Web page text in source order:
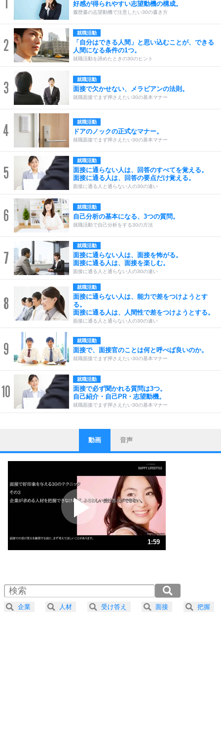
好感が得られやすい志望動機の構成。
履歴書の志望動機で注意したい30の書き方
2
就職活動
「自分はできる人間」と思い込むことが、できる
人間になる条件の1つ。
就職活動を諦めたときの30のヒント
3 就職活動
面接で欠かせない、メラビアンの法則。
就職面接でまず押さえたい30の基本マナー
4 就職活動
ドアのノックの正式なマナー。
就職面接でまず押さえたい30の基本マナー
5
就職活動
面接に通らない人は、回答のすべてを覚える。
面接に通る人は、回答の要点だけ覚える。
面接に通る人と通らない人の30の違い
6 就職活動
自己分析の基本になる、3つの質問。
就職活動で自己分析をする30の方法
7
就職活動
面接に通らない人は、面接を怖がる。
面接に通る人は、面接を楽しむ。
面接に通る人と通らない人の30の違い
8
就職活動
面接に通らない人は、能力で差をつけようとす
る。
面接に通る人は、人間性で差をつけようとする。
面接に通る人と通らない人の30の違い
9 就職活動
面接で、面接官のことは何と呼べば良いのか。
就職面接でまず押さえたい30の基本マナー
10
就職活動
面接で必ず聞かれる質問は3つ。
自己紹介・自己PR・志望動機。
就職面接でまず押さえたい30の基本マナー
1
ストレス対策
他人と比べない。
いっそのこと、他人を見ない。
いらいらしない人になる30の方法
ポジティブになれない原因は、行動しないから。
ポジティブ思考になる30の方法
人生、なんとかなるもの。
気楽に生きる30の方法
4 器の大きい人は、怒りを優しさで表現する。
プラス思考
動画 音声
1:59
2.0倍速 （233KB 59秒）
2.5倍速 （187KB 47秒）
3.0倍速 （156KB 39秒）
企業 人材 受け答え 面接 把握